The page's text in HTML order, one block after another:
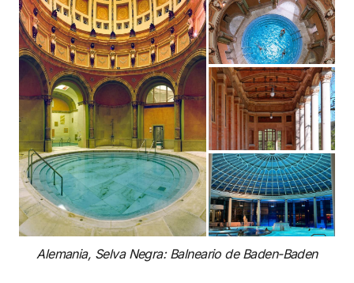
Alemania, Selva Negra: Balneario de Baden-Baden